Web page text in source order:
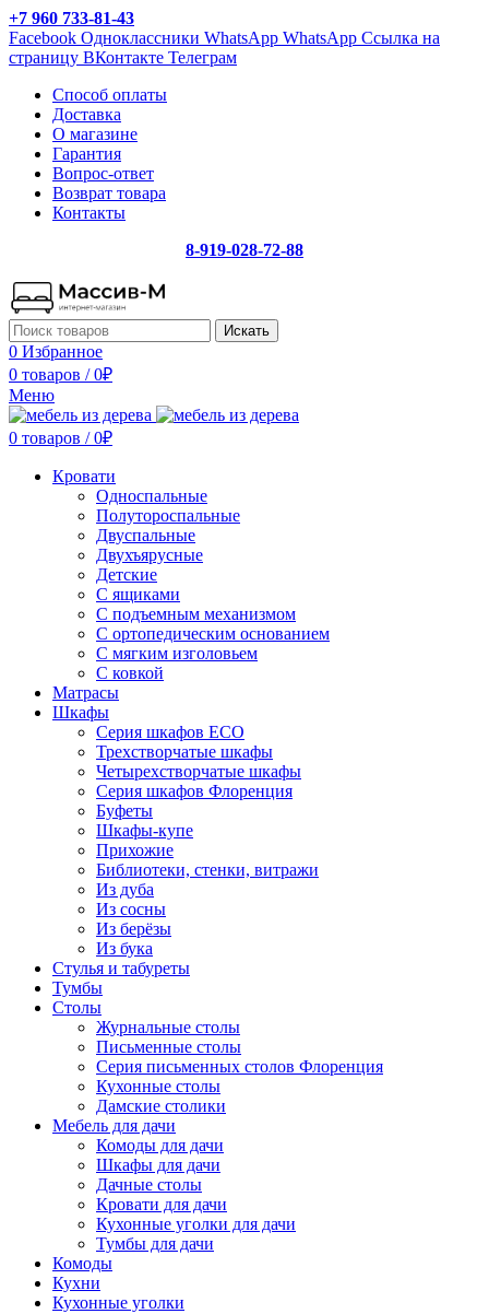
+7 960 733-81-43
Facebook Одноклассники WhatsApp WhatsApp Ссылка на
страницу ВКонтакте Телеграм
Способ оплаты
Доставка
О магазине
Гарантия
Вопрос-ответ
Возврат товара
Контакты
8-919-028-72-88
Искать
0 Избранное
0 товаров / 0₽
Меню
0 товаров / 0₽
Кровати
Односпальные
Полутороспальные
Двуспальные
Двухъярусные
Детские
С ящиками
С подъемным механизмом
С ортопедическим основанием
С мягким изголовьем
С ковкой
Матрасы
Шкафы
Серия шкафов ECO
Трехстворчатые шкафы
Четырехстворчатые шкафы
Серия шкафов Флоренция
Буфеты
Шкафы-купе
Прихожие
Библиотеки, стенки, витражи
Из дуба
Из сосны
Из берёзы
Из бука
Стулья и табуреты
Тумбы
Столы
Журнальные столы
Письменные столы
Серия письменных столов Флоренция
Кухонные столы
Дамские столики
Мебель для дачи
Комоды для дачи
Шкафы для дачи
Дачные столы
Кровати для дачи
Кухонные уголки для дачи
Тумбы для дачи
Комоды
Кухни
Кухонные уголки